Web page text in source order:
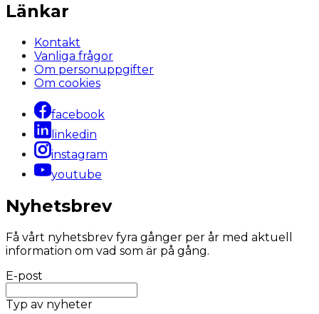
Länkar
Kontakt
Vanliga frågor
Om personuppgifter
Om cookies
facebook
linkedin
instagram
youtube
Nyhetsbrev
Få vårt nyhetsbrev fyra gånger per år med aktuell
information om vad som är på gång.
E-post
Typ av nyheter